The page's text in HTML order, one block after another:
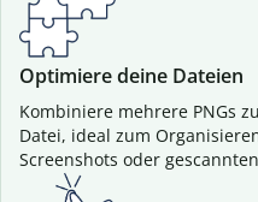
Optimiere deine Dateien
Kombiniere mehrere PNGs
Datei, ideal zum
Screenshots oder